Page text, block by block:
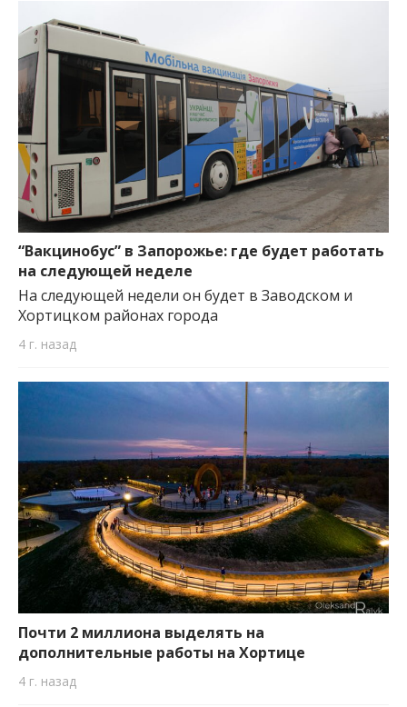
“Вакцинобус” в Запорожье: где будет работать
на следующей неделе
На следующей недели он будет в Заводском и
Хортицком районах города
4 г. назад
Почти 2 миллиона выделять на
дополнительные работы на Хортице
4 г. назад